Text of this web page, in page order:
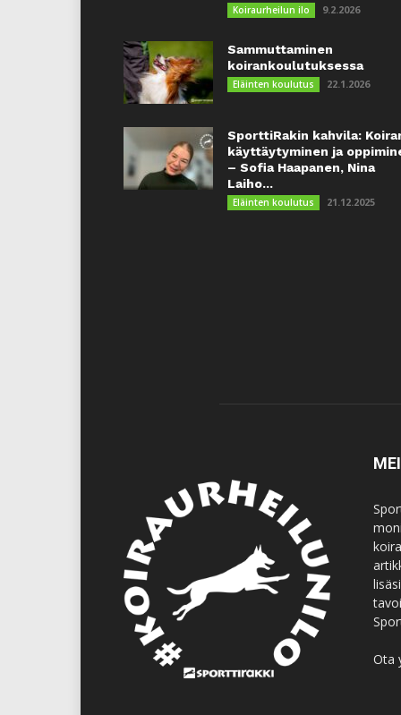
Koiraurheilun ilo 9.2.2026
Sammuttaminen
koirankoulutuksessa
Eläinten koulutus 22.1.2026
SporttiRakin kahvila:
käyttäytyminen ja
– Sofia Haapanen, Nina
Laiho...
Eläinten koulutus 21.12.2025
Ota